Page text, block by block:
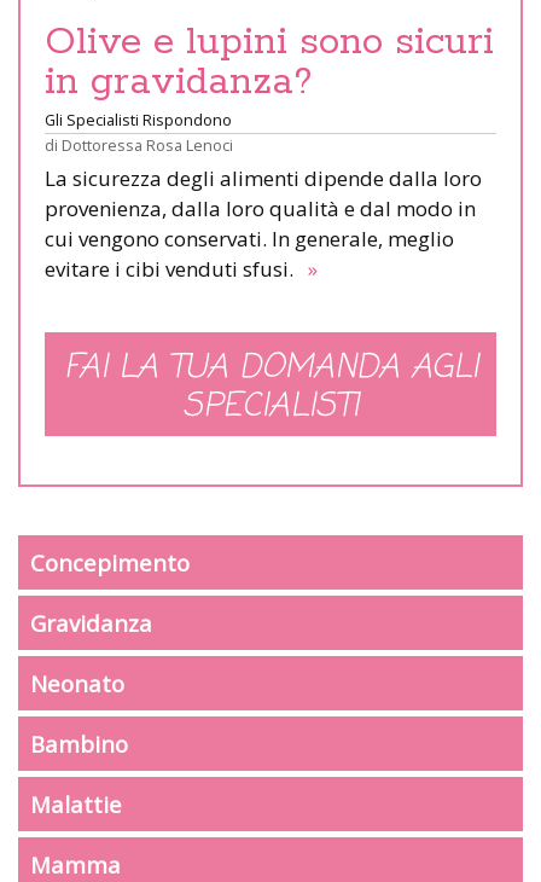
Olive e lupini sono sicuri
in gravidanza?
Gli Specialisti Rispondono
di Dottoressa Rosa Lenoci
La sicurezza degli alimenti dipende dalla loro
provenienza, dalla loro qualità e dal modo in
cui vengono conservati. In generale, meglio
evitare i cibi venduti sfusi. »
FAI LA TUA DOMANDA AGLI
SPECIALISTI
Concepimento
Gravidanza
Neonato
Bambino
Malattie
Mamma